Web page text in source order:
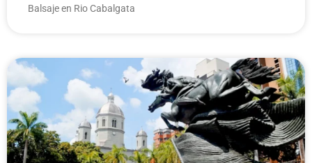
Balsaje en Rio Cabalgata